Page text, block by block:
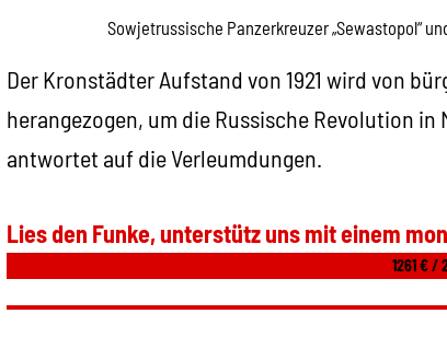
Sowjetrussische Panzerkreuzer „Sewastopol“
Der Kronstädter Aufstand von 1921 wird von
herangezogen, um die Russische Revolution
antwortet auf die Verleumdungen.
Lies den Funke, unterstütz uns mit einem
1261 € /